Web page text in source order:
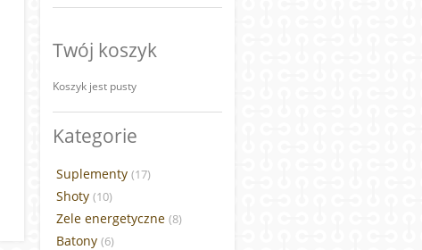
Twój koszyk
Koszyk jest pusty
Kategorie
Suplementy (17)
Shoty (10)
Zele energetyczne (8)
Batony (6)